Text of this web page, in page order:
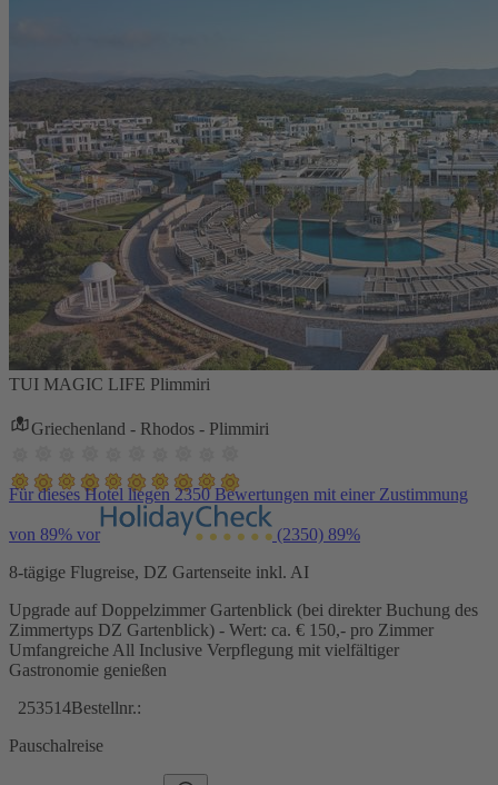
TUI MAGIC LIFE Plimmiri
Griechenland - Rhodos - Plimmiri
Für dieses Hotel liegen 2350 Bewertungen mit einer Zustimmung
von 89% vor (2350) 89%
8-tägige Flugreise, DZ Gartenseite inkl. AI
Upgrade auf Doppelzimmer Gartenblick (bei direkter Buchung des
Zimmertyps DZ Gartenblick) - Wert: ca. € 150,- pro Zimmer
Umfangreiche All Inclusive Verpflegung mit vielfältiger
Gastronomie genießen
253514Bestellnr.:
Pauschalreise